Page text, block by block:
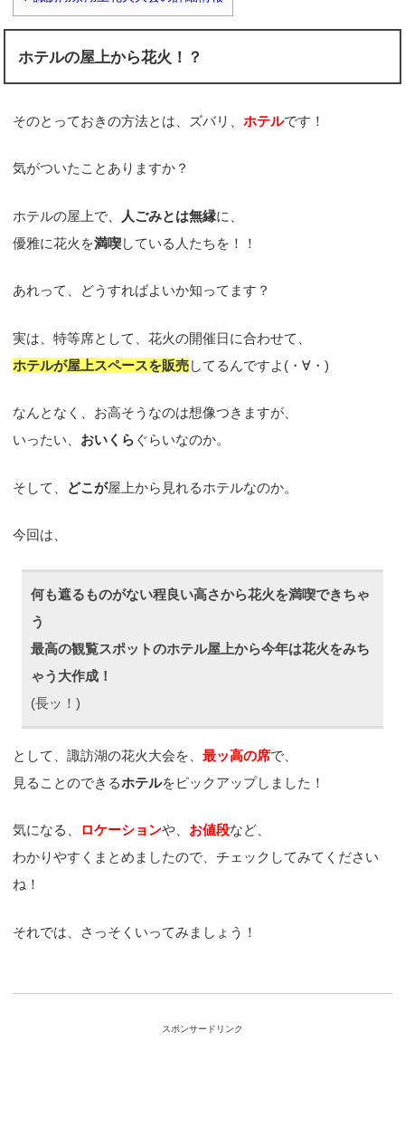
ホテルの屋上から花火！？
そのとっておきの方法とは、ズバリ、ホテルです！
気がついたことありますか？
ホテルの屋上で、 人ごみとは無縁に、
優雅に花火を満喫している人たちを！！
あれって、どうすればよいか知ってます？
実は、特等席として、花火の開催日に合わせて、
ホテルが屋上スペースを販売してるんですよ(・∀・)
なんとなく、お高そうなのは想像つきますが、
いったい、 おいくら ぐらいなのか。
そして、 どこが屋上から見れるホテルなのか。
今回は、
何も遮るものがない程良い高さから花火を満喫できちゃ
う
最高の観覧スポットのホテル屋上から今年は花火をみち
ゃう大作成！
(長ッ！)
として、諏訪湖の花火大会を、最ッ高の席で、
見ることのできるホテルをピックアップしました！
気になる、 ロケーションや、 お値段など、
わかりやすくまとめましたので、チェックしてみてください
ね！
それでは、さっそくいってみましょう！
スポンサードリンク